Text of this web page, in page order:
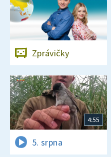
Zprávičky
4:55
5. srpna